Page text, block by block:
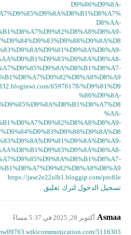
D9%86%D9%8A-
D8%AA-
65976178/%D9%81%D9
%86%D9%8A-
%AA-
https://jase2e22ulb1.bloggip.com/profile
تسجيل الدخول لترك تعليق
Asmaa أكتوبر 28, 2025 في 5:37 مساءً